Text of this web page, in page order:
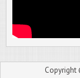
Copyright